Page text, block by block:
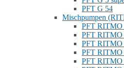
PFT G 54
Mischpumpen
PFT RITMO
PFT RITMO
PFT RITMO
PFT RITMO
PFT